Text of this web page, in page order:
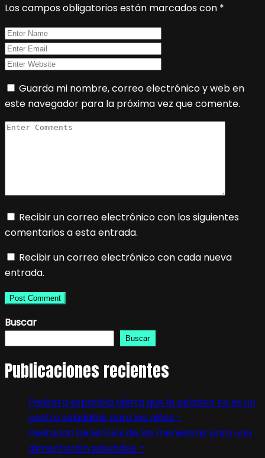
Los campos obligatorios están marcados con *
Guarda mi nombre, correo electrónico y web en
este navegador para la próxima vez que comente.
Recibir un correo electrónico con los siguientes
comentarios a esta entrada.
Recibir un correo electrónico con cada nueva
entrada.
Buscar
Buscar
Publicaciones recientes
Pediatra española alerta que la gelatina no es un
postre saludable para los niños –
Destacan beneficios de las menestras para una
alimentación saludable –